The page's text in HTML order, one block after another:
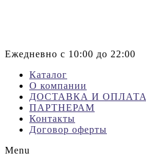
Ежедневно с 10:00 до 22:00
Каталог
О компании
ДОСТАВКА И ОПЛАТА
ПАРТНЕРАМ
Контакты
Договор оферты
Menu